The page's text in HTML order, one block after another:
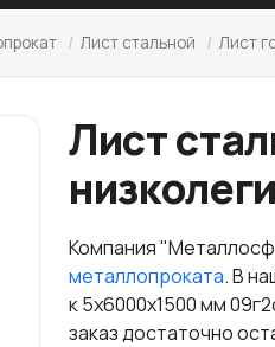
/ Лист стальной / Лист
Лист
Компания
металлопроката. В
к 5х6000х1500 мм
заказ достаточно